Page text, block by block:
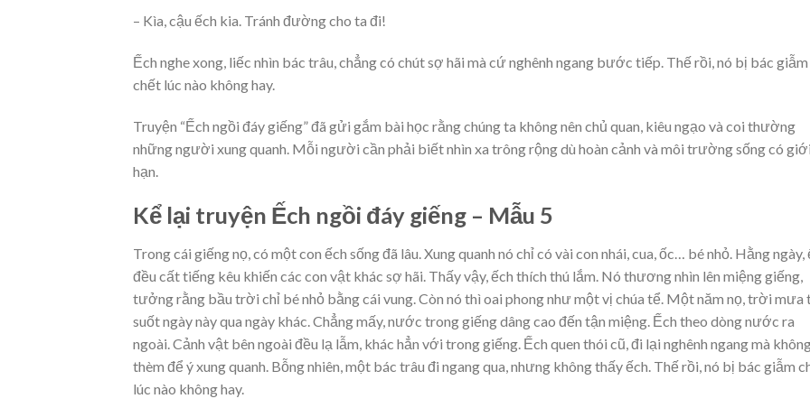
– Kìa, cậu ếch kia. Tránh đường cho ta đi!
Ếch nghe xong, liếc nhìn bác trâu, chẳng có chút sợ hãi mà cứ nghênh ngang bước tiếp. Thế rồi, nó bị bác giẫm
chết lúc nào không hay.
Truyện “Ếch ngồi đáy giếng” đã gửi gắm bài học rằng chúng ta không nên chủ quan, kiêu ngạo và coi thường
những người xung quanh. Mỗi người cần phải biết nhìn xa trông rộng dù hoàn cảnh và môi trường sống có
hạn.
Kể lại truyện Ếch ngồi đáy giếng – Mẫu 5
Trong cái giếng nọ, có một con ếch sống đã lâu. Xung quanh nó chỉ có vài con nhái, cua, ốc… bé nhỏ. Hằng ngày,
đều cất tiếng kêu khiến các con vật khác sợ hãi. Thấy vậy, ếch thích thú lắm. Nó thương nhìn lên miệng giếng,
tưởng rằng bầu trời chỉ bé nhỏ bằng cái vung. Còn nó thì oai phong như một vị chúa tể. Một năm nọ, trời mưa
suốt ngày này qua ngày khác. Chẳng mấy, nước trong giếng dâng cao đến tận miệng. Ếch theo dòng nước ra
ngoài. Cảnh vật bên ngoài đều lạ lẫm, khác hẳn với trong giếng. Ếch quen thói cũ, đi lại nghênh ngang mà
thèm để ý xung quanh. Bỗng nhiên, một bác trâu đi ngang qua, nhưng không thấy ếch. Thế rồi, nó bị bác giẫm
lúc nào không hay.